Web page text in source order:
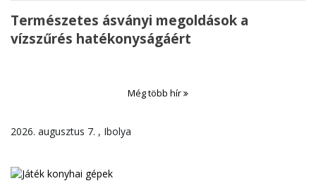
Természetes ásványi megoldások a
vízszűrés hatékonyságáért
Még több hír
2026. augusztus 7. , Ibolya